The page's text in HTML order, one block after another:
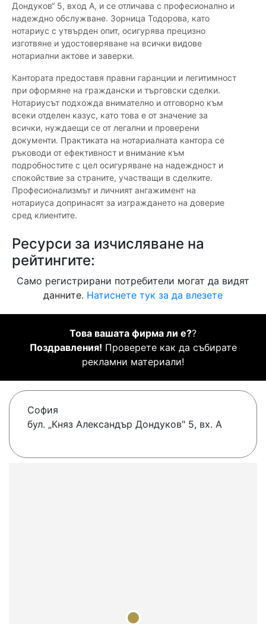
Дондуков“ 5, вход А, и се отличава с професионално и
надеждно обслужване. Зорница Тодорова, като
нотариус с утвърден опит, осигурява прецизно
изготвяне и удостоверяване на всички видове
нотариални актове и заверки.
Кантората предоставя правни гаранции и легитимност
при оформяне на граждански и търговски сделки.
Нотариусът подхожда внимателно и отговорно към
всеки отделен казус, като това е от значение за
всички, нуждаещи се от легални и проверени
документи. Практиката на нотариалната кантора се
ръководи от ефективност и внимание към
подробностите с цел осигуряване на надеждност и
спокойствие за страните, участващи в сделките.
Професионализмът и личният ангажимент на
нотариуса допринасят за изграждането на доверие
сред клиентите.
Ресурси за изчисляване на
рейтингите:
Само регистрирани потребители могат да видят
данните. Натиснете тук за да влезете
Това вашата фирма ли е??
Поздравления! Проверете как да събирате
рекламни материали!
София
бул. „Княз Александър Дондуков" 5, вх. А